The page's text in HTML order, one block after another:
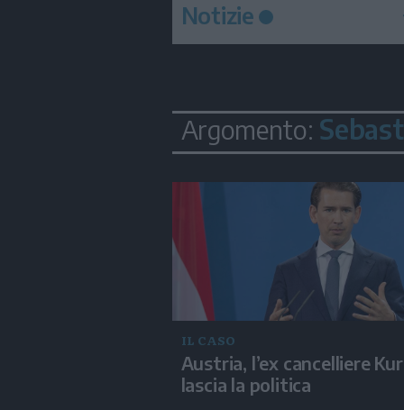
Notizie
Argomento:
IL CASO
Austria, l’ex cancelliere
lascia la politica